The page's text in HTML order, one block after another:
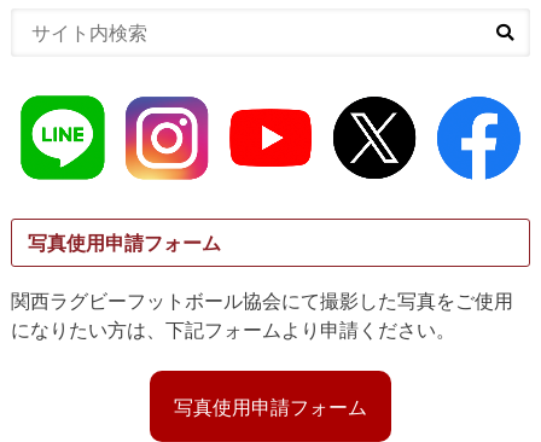
写真使用申請フォーム
関西ラグビーフットボール協会にて撮影した写真をご使用
になりたい方は、下記フォームより申請ください。
写真使用申請フォーム